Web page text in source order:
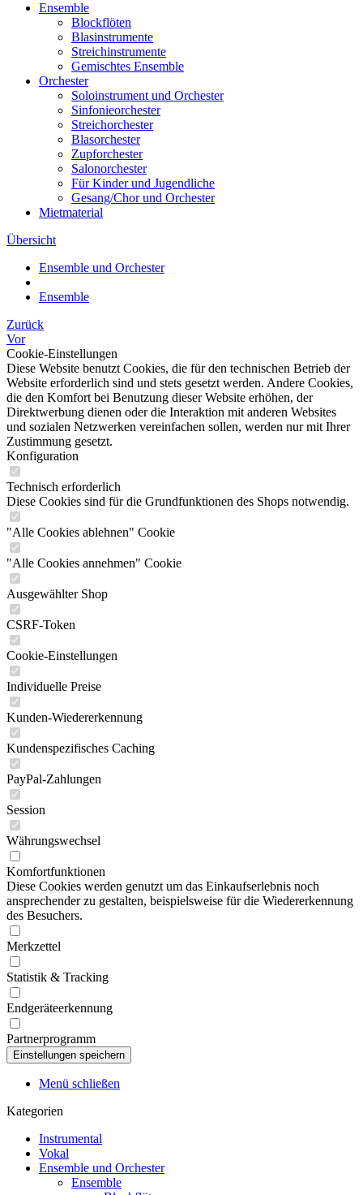
Ensemble
Blockflöten
Blasinstrumente
Streichinstrumente
Gemischtes Ensemble
Orchester
Soloinstrument und Orchester
Sinfonieorchester
Streichorchester
Blasorchester
Zupforchester
Salonorchester
Für Kinder und Jugendliche
Gesang/Chor und Orchester
Mietmaterial
Übersicht
Ensemble und Orchester
Ensemble
Zurück
Vor
Cookie-Einstellungen
Diese Website benutzt Cookies, die für den technischen Betrieb der
Website erforderlich sind und stets gesetzt werden. Andere Cookies,
die den Komfort bei Benutzung dieser Website erhöhen, der
Direktwerbung dienen oder die Interaktion mit anderen Websites
und sozialen Netzwerken vereinfachen sollen, werden nur mit Ihrer
Zustimmung gesetzt.
Konfiguration
Technisch erforderlich
Diese Cookies sind für die Grundfunktionen des Shops notwendig.
"Alle Cookies ablehnen" Cookie
"Alle Cookies annehmen" Cookie
Ausgewählter Shop
CSRF-Token
Cookie-Einstellungen
Individuelle Preise
Kunden-Wiedererkennung
Kundenspezifisches Caching
PayPal-Zahlungen
Session
Währungswechsel
Komfortfunktionen
Diese Cookies werden genutzt um das Einkaufserlebnis noch
ansprechender zu gestalten, beispielsweise für die Wiedererkennung
des Besuchers.
Merkzettel
Statistik & Tracking
Endgeräteerkennung
Partnerprogramm
Menü schließen
Kategorien
Instrumental
Vokal
Ensemble und Orchester
Ensemble